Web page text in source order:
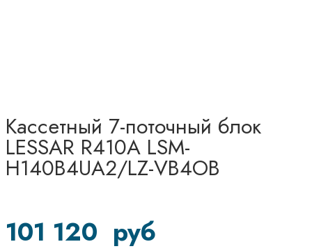
Кассетный 7-поточный блок
LESSAR R410A LSM-
H140B4UA2/LZ-VB4OB
101 120 руб